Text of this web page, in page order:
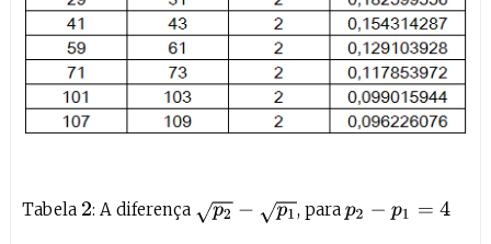
Tabela 2: A diferença p2−p 1 , para p2 −p1 =4